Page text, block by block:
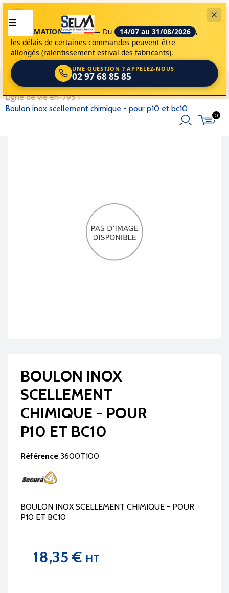
INFORMATION DÉLAIS — Du 14/07 au 31/08/2026 ,
les délais de certaines commandes peuvent être
allongés (ralentissement estival des fabricants).
UNE QUESTION ? APPELEZ-NOUS
02 97 68 85 85
0
selm accessoires de levage
epi - har.
ligne de vie en-795
boulon inox scellement chimique - pour p10 et bc10
BOULON INOX
SCELLEMENT
CHIMIQUE - POUR
P10 ET BC10
Référence 3600T100
BOULON INOX SCELLEMENT CHIMIQUE - POUR
P10 ET BC10
18,35 € HT